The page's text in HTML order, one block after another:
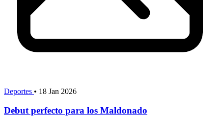
Deportes • 18 Jan 2026
Debut perfecto para los Maldonado